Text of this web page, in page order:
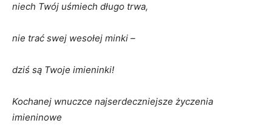
niech Twój uśmiech długo trwa,
nie trać swej wesołej minki –
dziś są Twoje imieninki!
Kochanej wnuczce najserdeczniejsze życzenia
imieninowe